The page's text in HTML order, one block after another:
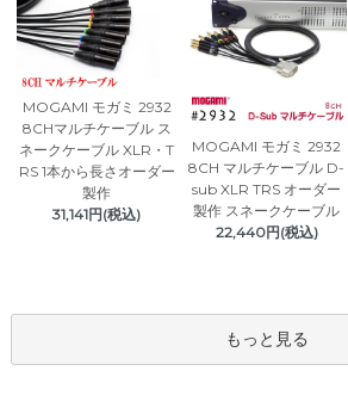
MOGAMI モガミ 2932
8CHマルチケーブル ス
ネークケーブル XLR・T
RS 1本から長さオーダー
製作
31,141円(税込)
MOGAMI モガミ 2932
8CH マルチケーブル D-
sub XLR TRS オーダー
製作 スネークケーブル
22,440円(税込)
もっと見る